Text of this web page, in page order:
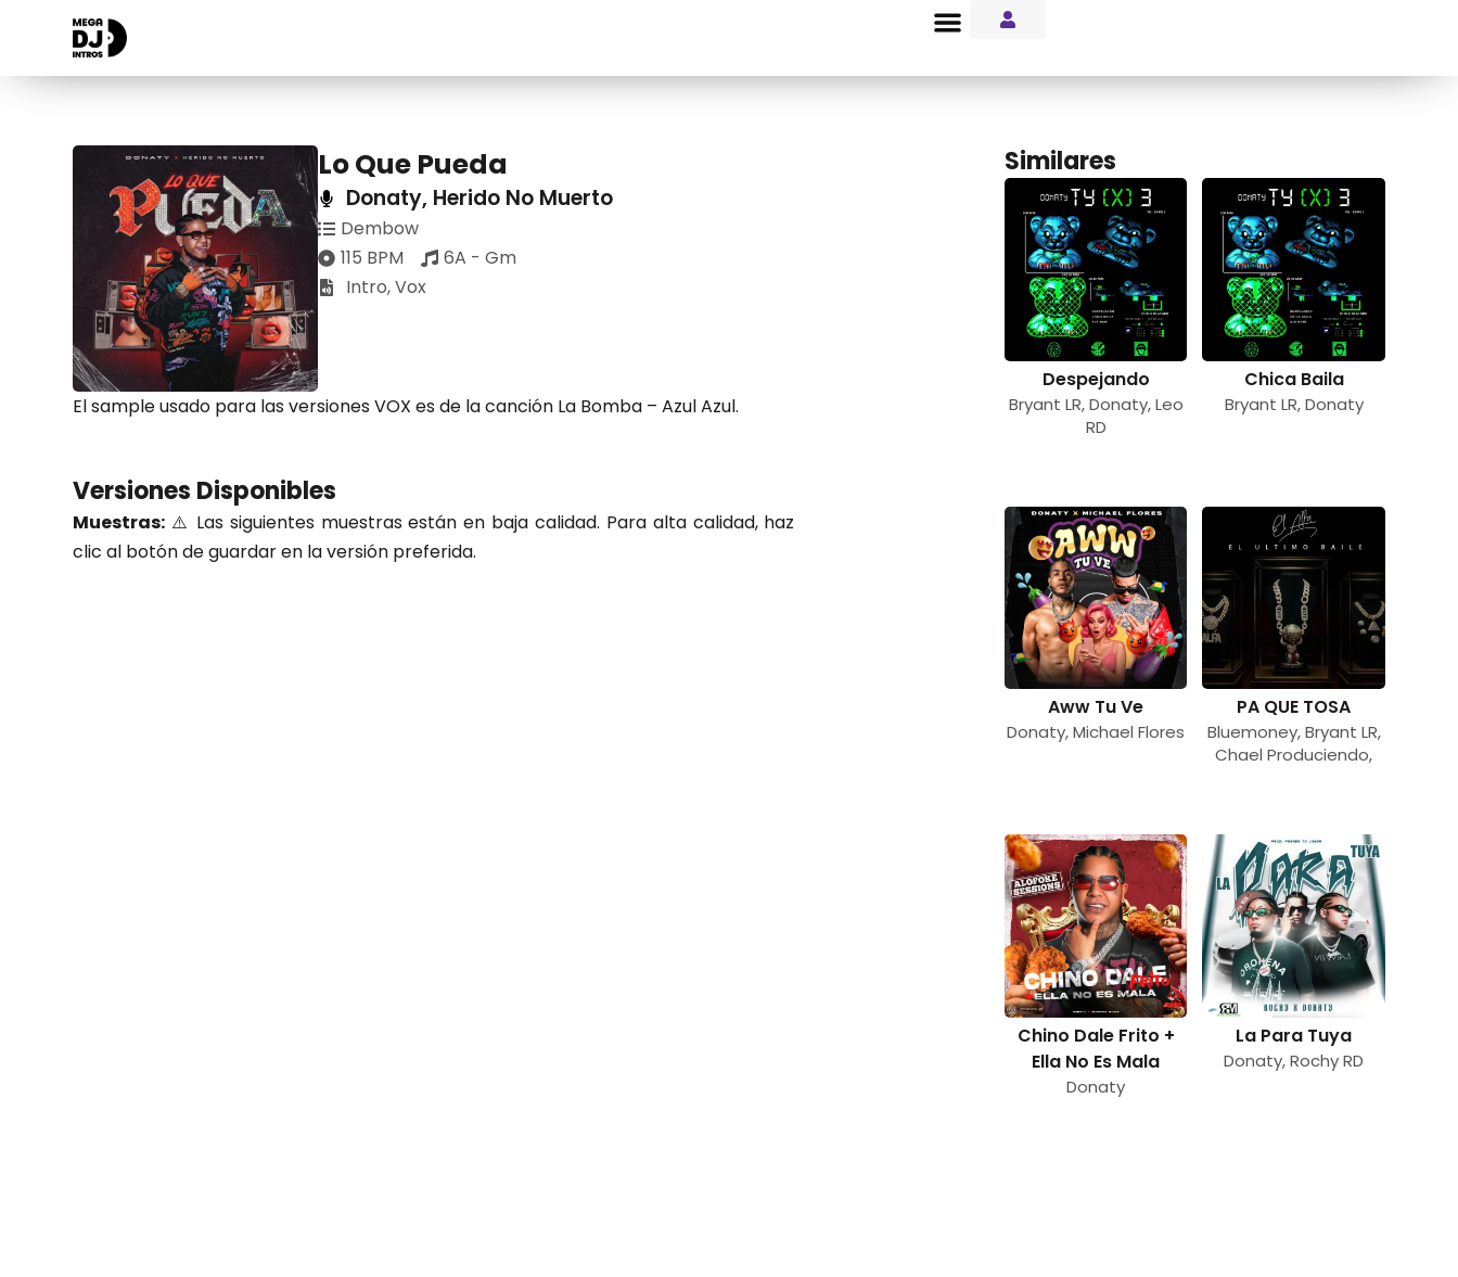
Lo Que Pueda
Donaty, Herido No Muerto
Dembow
115 BPM
6A - Gm
Intro,Vox
El sample usado para las versiones VOX es de la canción La Bomba – Azul Azul.
Versiones Disponibles
Muestras: ⚠️ Las siguientes muestras están en baja calidad. Para alta calidad, haz
clic al botón de guardar en la versión preferida.
Similares
Despejando
Bryant LR,Donaty,Leo
RD
Chica Baila
Bryant LR,Donaty
Aww Tu Ve
Donaty,Michael Flores
PA QUE TOSA
Bluemoney,Bryant LR,
Chael Produciendo,
Chino Dale Frito +
Ella No Es Mala
Donaty
La Para Tuya
Donaty,Rochy RD